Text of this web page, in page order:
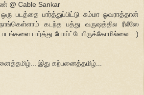
@ Cable Sankar
படத்தை பார்த்துப்பிட்டு சும்மா ஓவராத்தான்
கடந்த பத்து வருஷத்தில ரீலீஸே
பார்த்து போய்ட்டேயிருக்கோமில்லை.. :)
இது கற்பனைத்தமிழ்...